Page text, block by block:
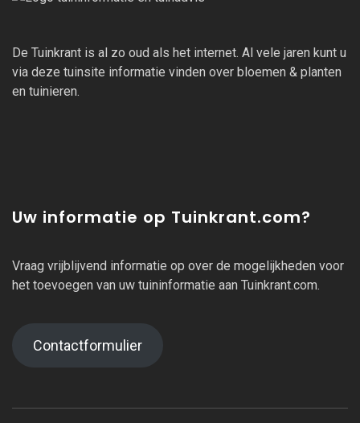
De Tuinkrant is al zo oud als het internet. Al vele jaren kunt u
via deze tuinsite informatie vinden over bloemen & planten
en tuinieren.
Uw informatie op Tuinkrant.com?
Vraag vrijblijvend informatie op over de mogelijkheden voor
het toevoegen van uw tuininformatie aan Tuinkrant.com.
Contactformulier